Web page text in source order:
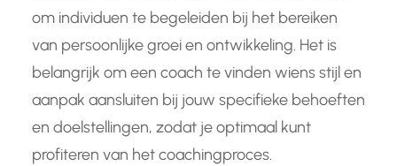
om individuen te begeleiden bij het bereiken
van persoonlijke groei en ontwikkeling. Het is
belangrijk om een coach te vinden wiens stijl en
aanpak aansluiten bij jouw specifieke behoeften
en doelstellingen, zodat je optimaal kunt
profiteren van het coachingproces.